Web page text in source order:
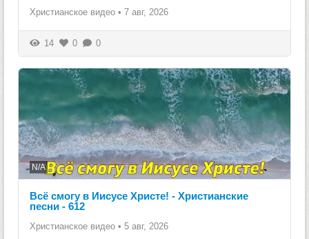
Христианское видео • 7 авг, 2026
14 0 0
N/A
Всё смогу в Иисусе Христе! - Христианские
песни - 612
Христианское видео • 5 авг, 2026